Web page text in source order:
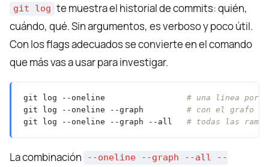
git log te muestra el historial de commits: quién,
cuándo, qué. Sin argumentos, es verboso y poco útil.
Con los flags adecuados se convierte en el comando
que más vas a usar para investigar.
git log --oneline # una línea por
git log --oneline --graph # con el grafo de
git log --oneline --graph --all # todas las
La combinación
--oneline --graph --all --